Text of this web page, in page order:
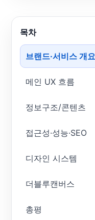
목차
브랜드·서비스 개요
메인 UX 흐름
정보구조/콘텐츠
접근성·성능·SEO
디자인 시스템
더블루캔버스
총평